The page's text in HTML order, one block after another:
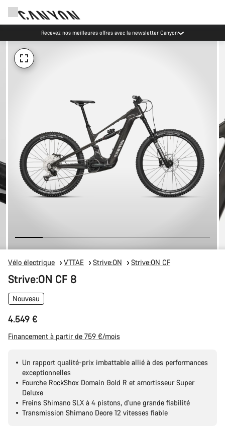
Recevez nos meilleures offres avec la newsletter Canyon
Vélo électrique VTTAE Strive:ON Strive:ON CF
Strive:ON CF 8
Nouveau
4.549 €
Financement à partir de 759 €/mois
Un rapport qualité-prix imbattable allié à des performances
exceptionnelles
Fourche RockShox Domain Gold R et amortisseur Super
Deluxe
Freins Shimano SLX à 4 pistons, d'une grande fiabilité
Transmission Shimano Deore 12 vitesses fiable